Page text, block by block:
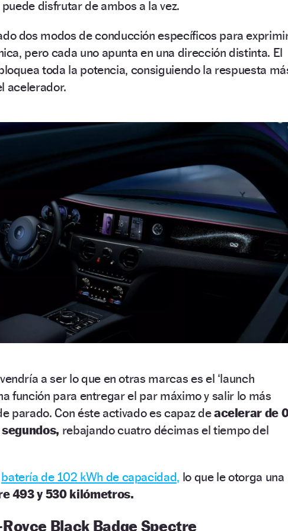
disfrutar de ambos a la vez.
dos modos de conducción específicos para
pero cada uno apunta en una dirección distinta. El
toda la potencia, consiguiendo la respuesta
acelerador.
vendría a ser lo que en otras marcas es el ‘launch
función para entregar el par máximo y salir lo más
parado. Con éste activado es capaz deacelerar de
rebajando cuatro décimas el tiempo del
batería de 102 kWh de capacidad, lo que le otorga una
493 y 530 kilómetros.
Black Badge Spectre